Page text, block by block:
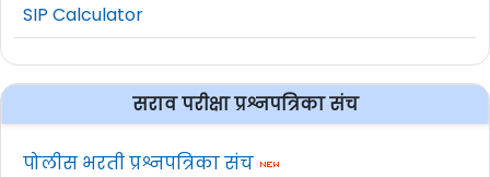
SIP Calculator
सराव परीक्षा प्रश्नपत्रिका संच
पोलीस भरती प्रश्नपत्रिका संच